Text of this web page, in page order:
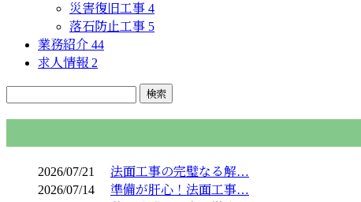
災害復旧工事 4
落石防止工事 5
業務紹介 44
求人情報 2
2026/07/21
法面工事の完璧なる解…
2026/07/14
準備が肝心！法面工事…